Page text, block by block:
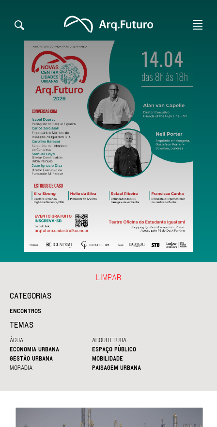
CATEGORIAS
ENCONTROS
TEMAS
ÁGUA
ARQUITETURA
ECONOMIA URBANA
ESPAÇO PÚBLICO
GESTÃO URBANA
MOBILIDADE
MORADIA
PAISAGEM URBANA
LIMPAR